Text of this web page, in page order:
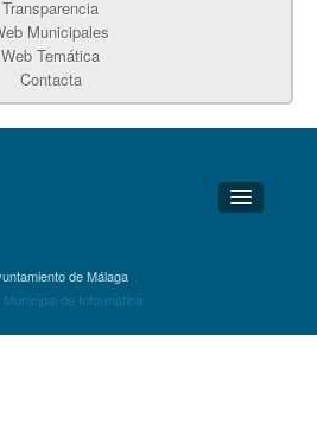
Transparencia
Municipales
Web Temática
Contacta
de Málaga
Municipal de Informática